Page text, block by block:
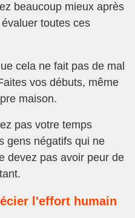
beaucoup mieux après
toutes ces
cela ne fait pas de mal
vos débuts, même
maison.
pas votre temps
gens négatifs qui ne
devez pas avoir peur de
l'effort humain